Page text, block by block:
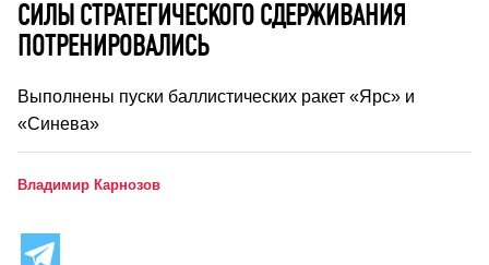
СИЛЫ СТРАТЕГИЧЕСКОГО СДЕРЖИВАНИЯ
ПОТРЕНИРОВАЛИСЬ
Выполнены пуски баллистических ракет «Ярс» и
«Синева»
Владимир Карнозов